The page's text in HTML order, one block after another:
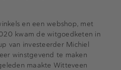
en een webshop, met
kwam de witgoedketen in
van investeerder Michiel
winstgevend te maken
maakte Witteveen